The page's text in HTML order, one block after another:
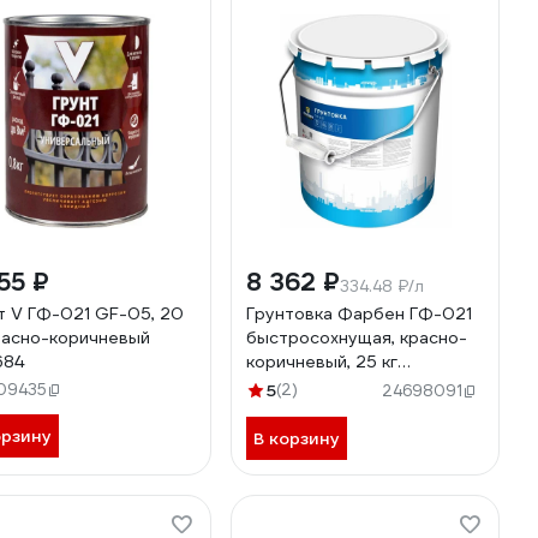
₽
V ГФ-021 GF-05, 20
коричневый
8 362 ₽334.48 ₽/л
Грунтовка Фарбен ГФ-021
быстросохнущая, красно-
коричневый, 25 кг
4300005911
5(2) 24698091
В корзину